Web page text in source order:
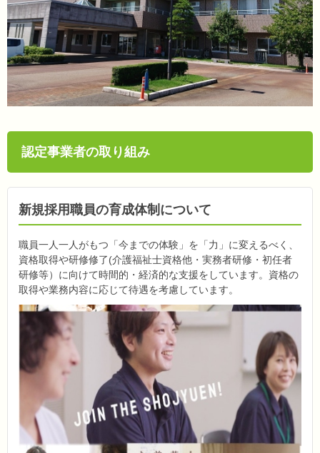
認定事業者の取り組み
新規採用職員の育成体制について
職員一人一人がもつ「今までの体験」を「力」に変えるべく、
資格取得や研修修了(介護福祉士資格他・実務者研修・初任者
研修等）に向けて時間的・経済的な支援をしています。資格の
取得や業務内容に応じて待遇を考慮しています。